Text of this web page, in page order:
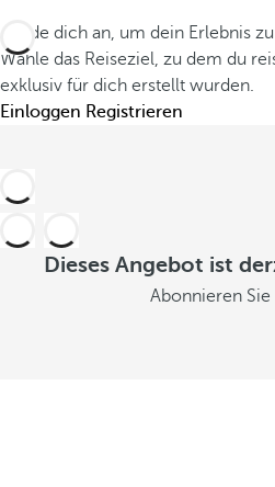
Melde dich an, um dein Erlebnis
Wähle das Reiseziel, zu dem du
exklusiv für dich erstellt wurden.
Einloggen Registrieren
Dieses Angebot ist
Abonnieren